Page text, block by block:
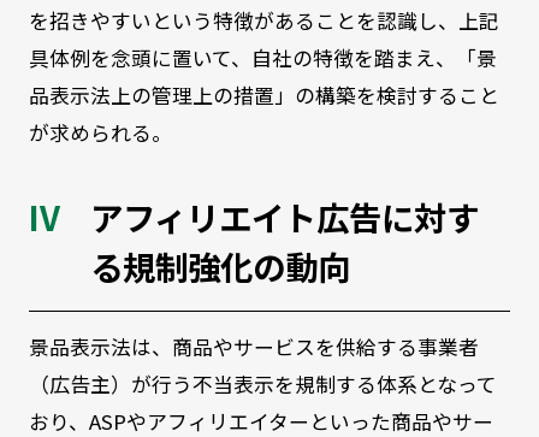
を招きやすいという特徴があることを認識し、上記
具体例を念頭に置いて、自社の特徴を踏まえ、「景
品表示法上の管理上の措置」の構築を検討すること
が求められる。
アフィリエイト広告に対す
る規制強化の動向
景品表示法は、商品やサービスを供給する事業者
（広告主）が行う不当表示を規制する体系となって
おり、ASPやアフィリエイターといった商品やサー